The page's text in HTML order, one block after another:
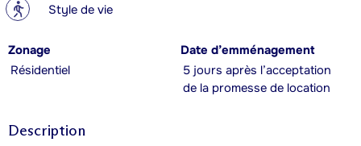
? Style de vie
Zonage
Résidentiel
Date d’emménagement
5 jours après l’acceptation
de la promesse de location
Description